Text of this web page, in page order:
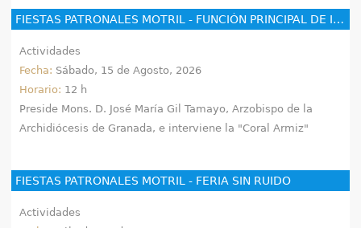
FIESTAS PATRONALES MOTRIL - FUNCIÓN PRINCIPAL DE INSTITUTO
Actividades
Fecha: Sábado, 15 de Agosto, 2026
Horario: 12 h
Preside Mons. D. José María Gil Tamayo, Arzobispo de la
Archidiócesis de Granada, e interviene la "Coral Armiz"
FIESTAS PATRONALES MOTRIL - FERIA SIN RUIDO
Actividades